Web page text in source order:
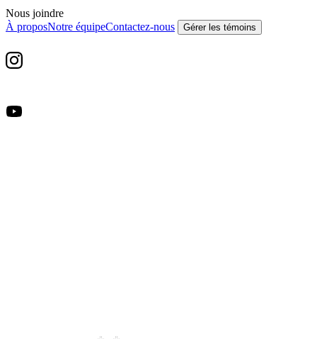
Nous joindre
À proposNotre équipeContactez-nous Gérer les témoins